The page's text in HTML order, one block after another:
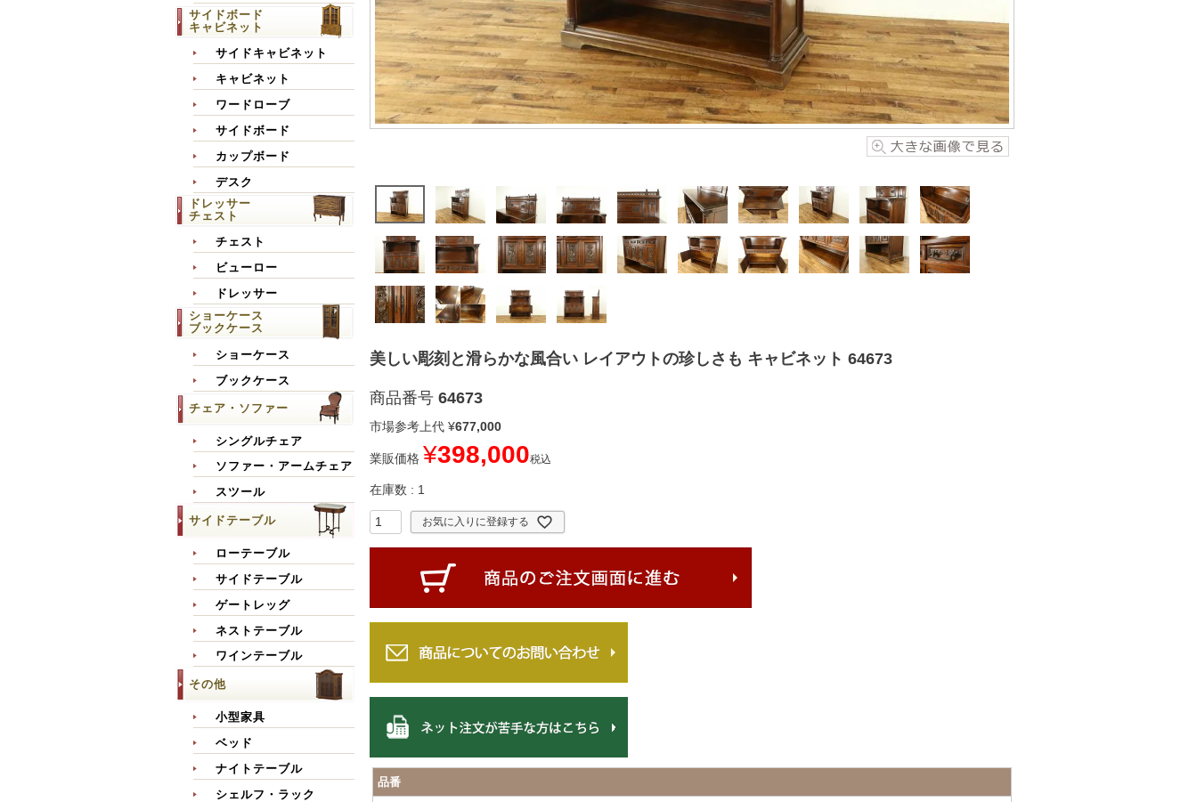
サイドボード
キャビネット
サイドキャビネット
キャビネット
ワードローブ
サイドボード
カップボード
デスク
ドレッサー
チェスト
チェスト
ビューロー
ドレッサー
ショーケース
ブックケース
ショーケース
ブックケース
チェア・ソファー
シングルチェア
ソファー・アームチェア
スツール
サイドテーブル
ローテーブル
サイドテーブル
ゲートレッグ
ネストテーブル
ワインテーブル
その他
小型家具
ベッド
ナイトテーブル
シェルフ・ラック
美しい彫刻と滑らかな風合い レイアウトの珍しさも キャビネット 64673
商品番号 64673
市場参考上代 ¥677,000
業販価格 ¥398,000税込
在庫数 1
お気に入りに登録する
品番